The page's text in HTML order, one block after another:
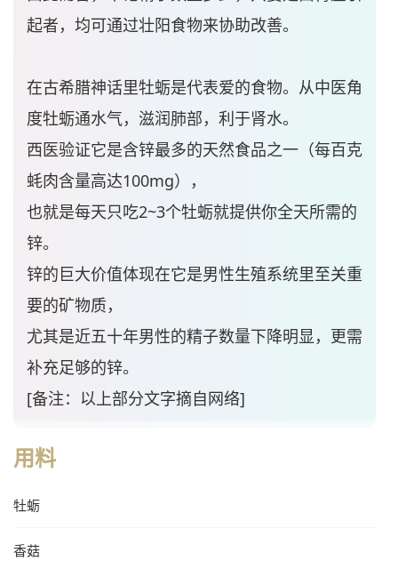
起者，均可通过壮阳食物来协助改善。
在古希腊神话里牡蛎是代表爱的食物。从中医角
度牡蛎通水气，滋润肺部，利于肾水。
西医验证它是含锌最多的天然食品之一（每百克
蚝肉含量高达100mg），
也就是每天只吃2~3个牡蛎就提供你全天所需的
锌。
锌的巨大价值体现在它是男性生殖系统里至关重
要的矿物质，
尤其是近五十年男性的精子数量下降明显，更需
补充足够的锌。
[备注：以上部分文字摘自网络]
用料
牡蛎
香菇